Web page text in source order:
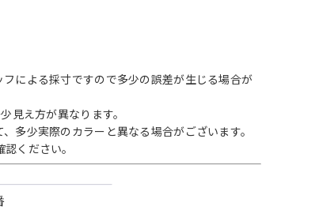
による採寸ですので多少の誤差が生じる場合が
見え方が異なります。
多少実際のカラーと異なる場合がございます。
ください。